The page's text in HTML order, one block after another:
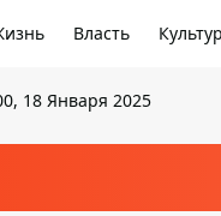
Власть
18 Января 2025